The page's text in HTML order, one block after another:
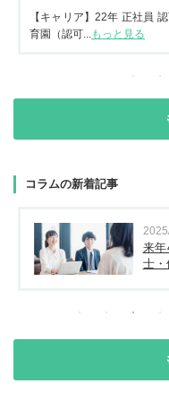
【キャリア】22年 正社員
育園（認可...
もっと見る
コラムの新着記事
来
士・